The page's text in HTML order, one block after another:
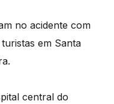
no acidente com
em Santa
central do